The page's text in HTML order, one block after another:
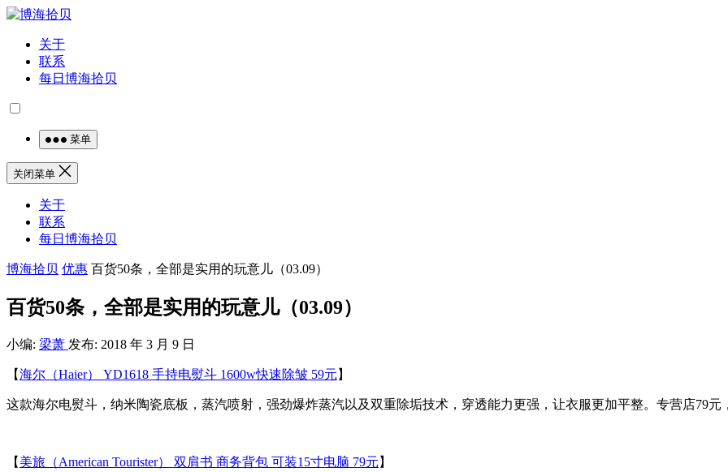
关于
联系
每日博海拾贝
菜单
关闭菜单
关于
联系
每日博海拾贝
博海拾贝 优惠 百货50条，全部是实用的玩意儿（03.09）
百货50条，全部是实用的玩意儿（03.09）
小编: 梁萧 发布: 2018 年 3 月 9 日
【海尔（Haier） YD1618 手持电熨斗 1600w快速除皱 59元 】
这款海尔电熨斗，纳米陶瓷底板，蒸汽喷射，强劲爆炸蒸汽以及双重除垢技术，穿透能力更强，让衣服更加平整。专营店79元
【 美旅（American Tourister） 双肩书 商务背包 可装15寸电脑 79元 】